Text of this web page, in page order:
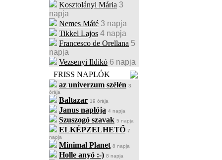
Kosztolányi Mária 3
napja
Nemes Máté 3 napja
Tikkel Lajos 4 napja
Francesco de Orellana 5
napja
Vezsenyi Ildikó 6 napja
FRISS NAPLÓK
az univerzum szélén 3
órája
Baltazar 19 órája
Janus naplója 4 napja
Szuszogó szavak 5 napja
ELKÉPZELHETŐ 7
napja
Minimal Planet 8 napja
Holle anyó :-) 8 napja